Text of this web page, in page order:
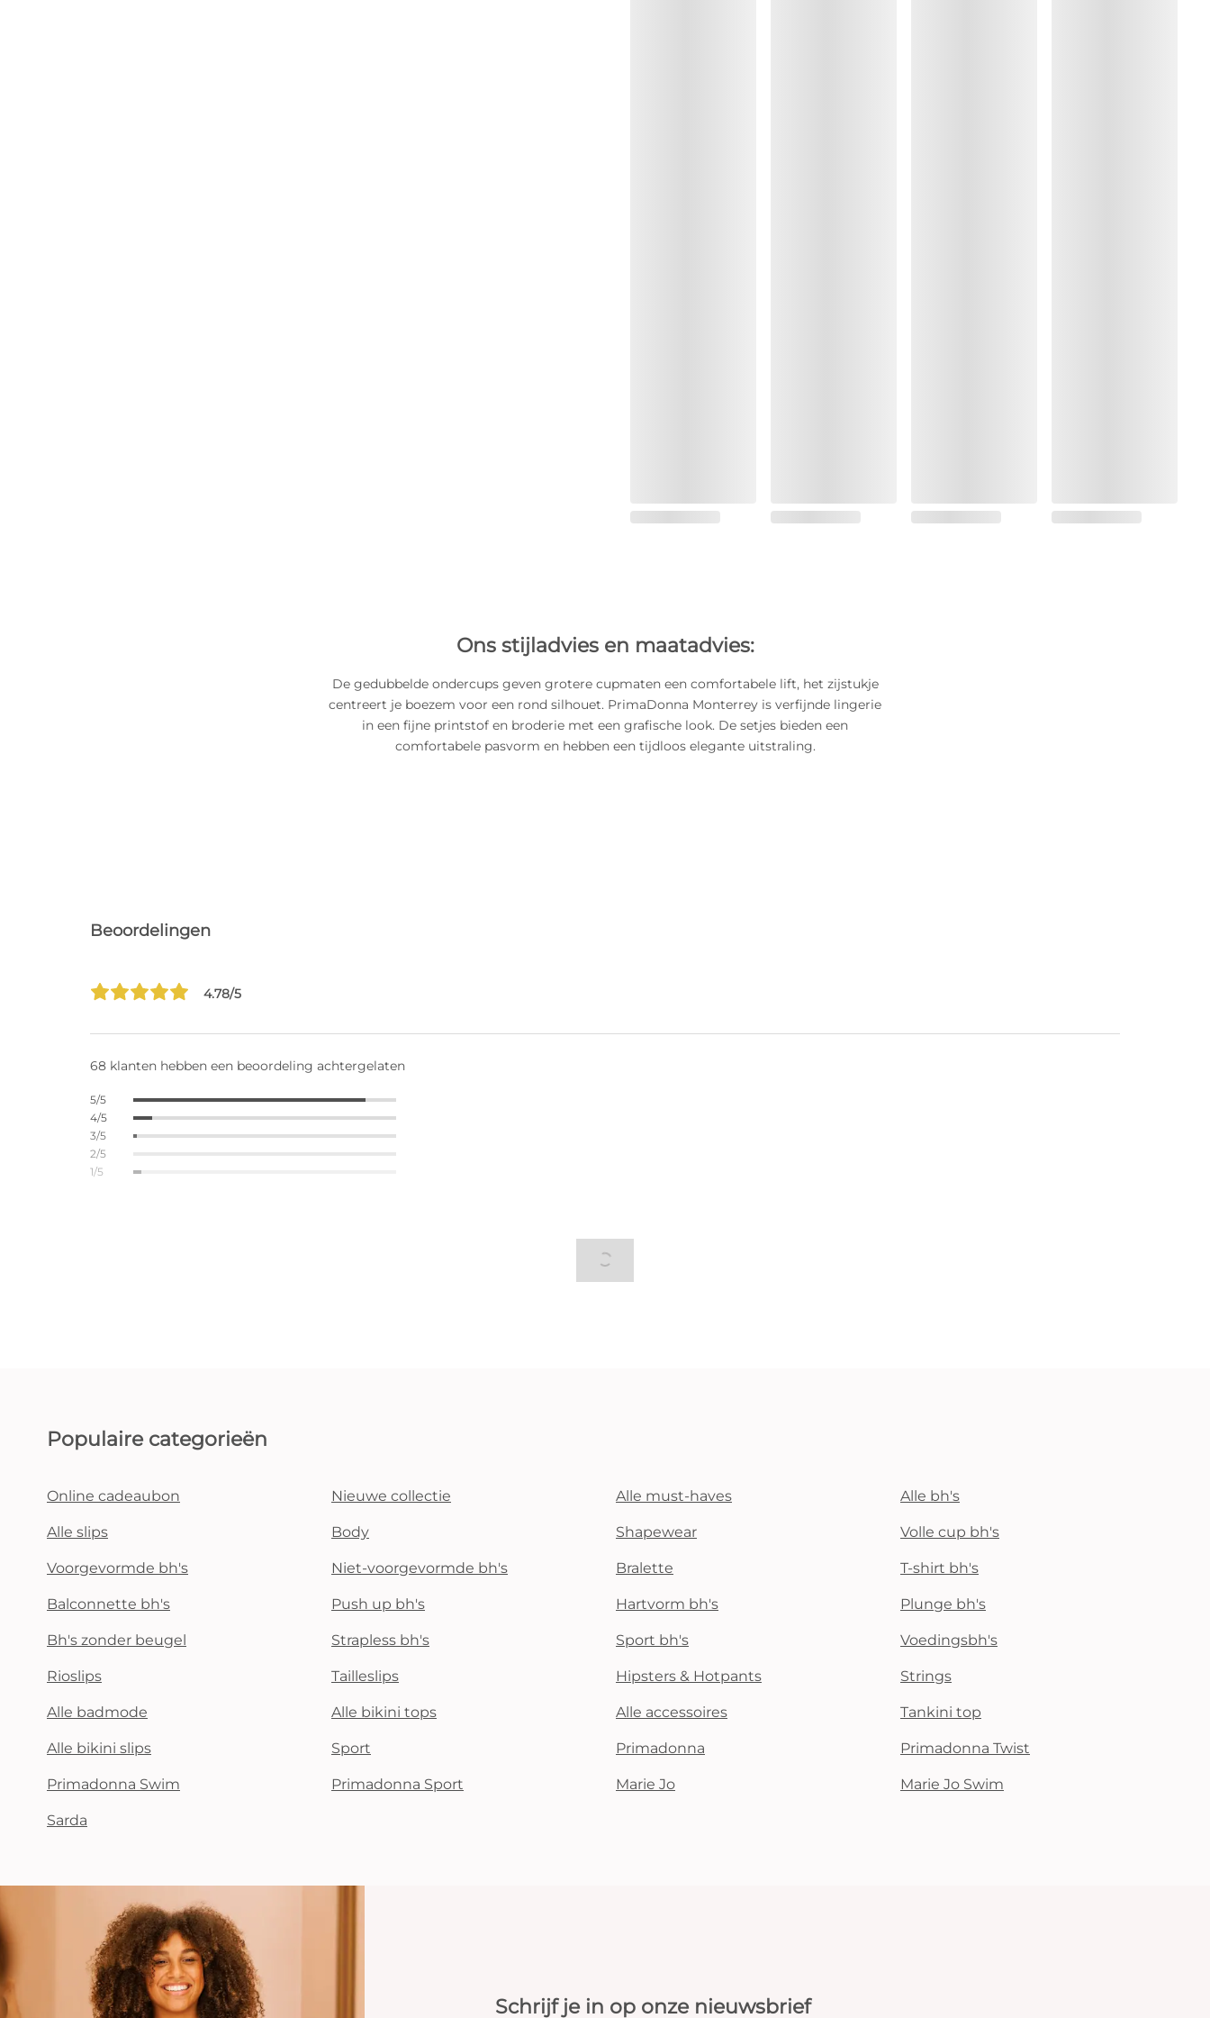
Ons stijladvies en maatadvies:
De gedubbelde ondercups geven grotere cupmaten een comfortabele lift, het zijstukje
centreert je boezem voor een rond silhouet. PrimaDonna Monterrey is verfijnde lingerie
in een fijne printstof en broderie met een grafische look. De setjes bieden een
comfortabele pasvorm en hebben een tijdloos elegante uitstraling.
Beoordelingen
4.78/5
68 klanten hebben een beoordeling achtergelaten
5/5
4/5
3/5
2/5
1/5
Populaire categorieën
Online cadeaubon Nieuwe collectie Alle must-haves Alle bh's
Alle slips Body Shapewear Volle cup bh's
Voorgevormde bh's Niet-voorgevormde bh's Bralette T-shirt bh's
Balconnette bh's Push up bh's Hartvorm bh's Plunge bh's
Bh's zonder beugel Strapless bh's Sport bh's Voedingsbh's
Rioslips Tailleslips Hipsters & Hotpants Strings
Alle badmode Alle bikini tops Alle accessoires Tankini top
Alle bikini slips Sport Primadonna Primadonna Twist
Primadonna Swim Primadonna Sport Marie Jo Marie Jo Swim
Sarda
Schrijf je in op onze nieuwsbrief